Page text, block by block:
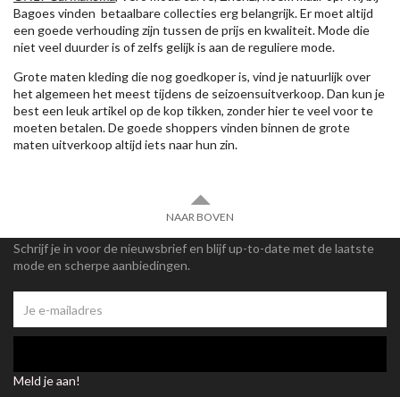
Bagoes vinden betaalbare collecties erg belangrijk. Er moet altijd
een goede verhouding zijn tussen de prijs en kwaliteit. Mode die
niet veel duurder is of zelfs gelijk is aan de reguliere mode.
Grote maten kleding die nog goedkoper is, vind je natuurlijk over
het algemeen het meest tijdens de seizoensuitverkoop. Dan kun je
best een leuk artikel op de kop tikken, zonder hier te veel voor te
moeten betalen. De goede shoppers vinden binnen de grote
maten uitverkoop altijd iets naar hun zin.
NAAR BOVEN
Schrijf je in voor de nieuwsbrief en blijf up-to-date met de laatste
mode en scherpe aanbiedingen.
Meld je aan!